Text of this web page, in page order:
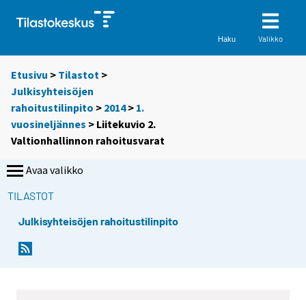
Haku Valikko
Etusivu > Tilastot >
Julkisyhteisöjen
rahoitustilinpito > 2014> 1.
vuosineljännes > Liitekuvio 2.
Valtionhallinnon rahoitusvarat
Avaa valikko
TILASTOT
Julkisyhteisöjen rahoitustilinpito